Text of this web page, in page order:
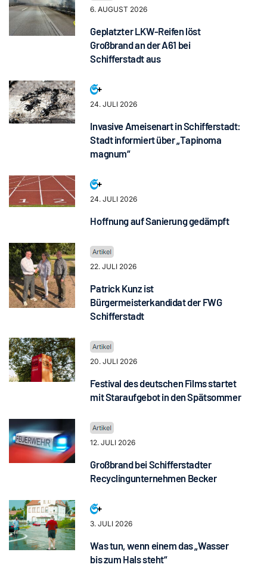
6. AUGUST 2026
Geplatzter LKW-Reifen löst
Großbrand an der A61 bei
Schifferstadt aus
24. JULI 2026
Invasive Ameisenart in Schifferstadt:
Stadt informiert über „Tapinoma
magnum“
24. JULI 2026
Hoffnung auf Sanierung gedämpft
22. JULI 2026
Patrick Kunz ist
Bürgermeisterkandidat der FWG
Schifferstadt
20. JULI 2026
Festival des deutschen Films startet
mit Staraufgebot in den Spätsommer
12. JULI 2026
Großbrand bei Schifferstadter
Recyclingunternehmen Becker
3. JULI 2026
Was tun, wenn einem das „Wasser
bis zum Hals steht“